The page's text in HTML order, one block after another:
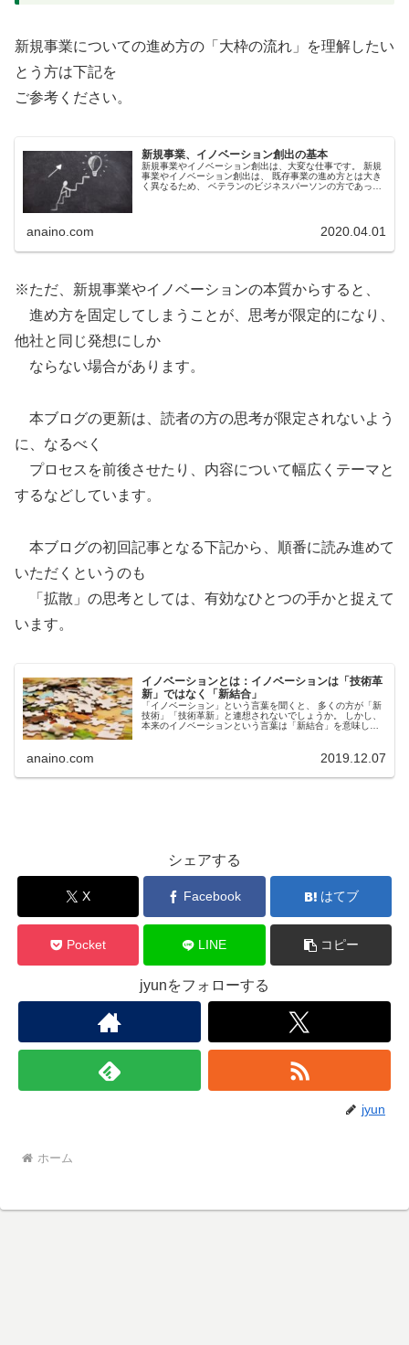
新規事業についての進め方の「大枠の流れ」を理解したい
とう方は下記を
ご参考ください。
新規事業、イノベーション創出の基本
新規事業やイノベーション創出は、大変な仕事です。 新規
事業やイノベーション創出は、 既存事業の進め方とは大き
く異なるため、 ベテランのビジネスパーソンの方であって
anaino.com 2020.04.01
※ただ、新規事業やイノベーションの本質からすると、
進め方を固定してしまうことが、思考が限定的になり、
他社と同じ発想にしか
ならない場合があります。
本ブログの更新は、読者の方の思考が限定されないよう
に、なるべく
プロセスを前後させたり、内容について幅広くテーマと
するなどしています。
本ブログの初回記事となる下記から、順番に読み進めて
いただくというのも
「拡散」の思考としては、有効なひとつの手かと捉えて
います。
イノベーションとは：イノベーションは「技術革
新」ではなく「新結合」
「イノベーション」という言葉を聞くと、 多くの方が「新
技術」「技術革新」と連想されないでしょうか。 しかし、
本来のイノベーションという言葉は「新結合」を意味しま
anaino.com 2019.12.07
シェアする
X Facebook はてブ
Pocket LINE コピー
jyunをフォローする
jyun
ホーム